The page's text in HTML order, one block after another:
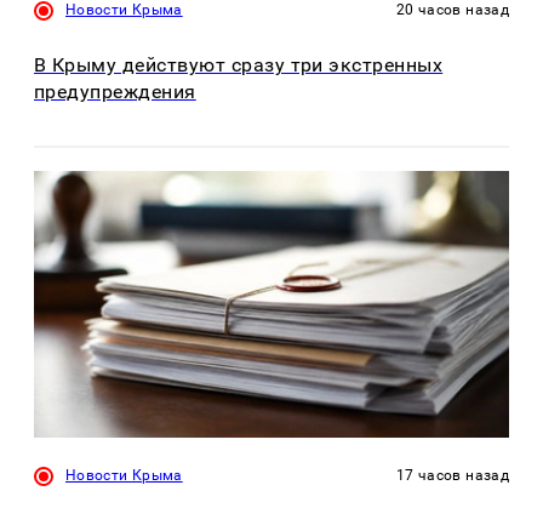
Новости Крыма 20 часов назад
В Крыму действуют сразу три экстренных
предупреждения
Новости Крыма 17 часов назад